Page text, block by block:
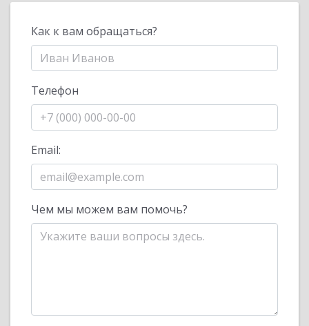
Как к вам обращаться?
Телефон
Email:
Чем мы можем вам помочь?